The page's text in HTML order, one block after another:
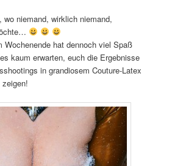
niemand, wirklich niemand,
Wochenende hat dennoch viel Spaß
kaum erwarten, euch die Ergebnisse
in grandiosem Couture-Latex
zeigen!